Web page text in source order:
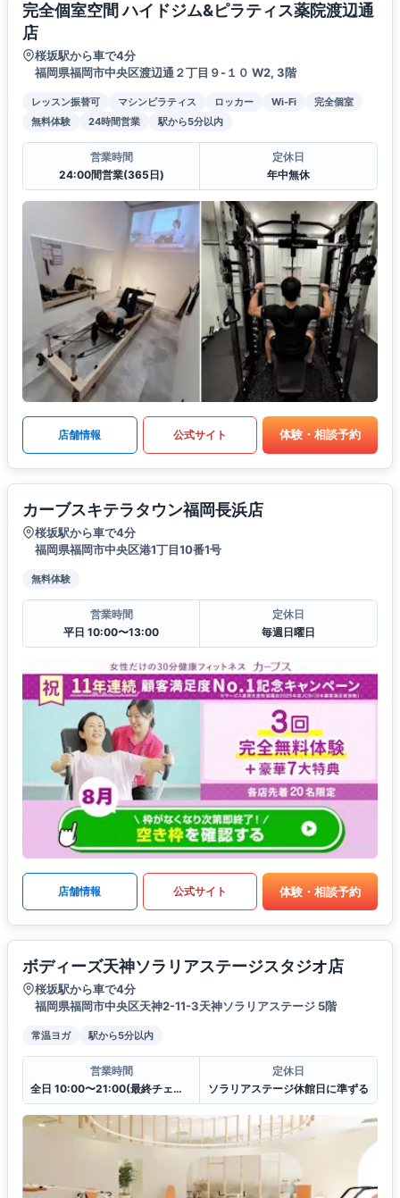
完全個室空間 ハイドジム&ピラティス薬院渡辺通
店
桜坂駅から車で4分
福岡県福岡市中央区渡辺通２丁目９-１０ W2, 3階
レッスン振替可 マシンピラティス ロッカー Wi-Fi
完全個室
無料体験
24時間営業 駅から5分以内
営業時間
24:00間営業(365日)
定休日
年中無休
店舗情報 公式サイト 体験・相談予約
カーブスキテラタウン福岡長浜店
桜坂駅から車で4分
福岡県福岡市中央区港1丁目10番1号
無料体験
営業時間
平日 10:00〜13:00
定休日
毎週日曜日
店舗情報 公式サイト 体験・相談予約
ボディーズ天神ソラリアステージスタジオ店
桜坂駅から車で4分
福岡県福岡市中央区天神2-11-3天神ソラリアステージ 5階
常温ヨガ 駅から5分以内
営業時間
全日 10:00〜21:00(最終チェックイン20:30)
定休日
ソラリアステージ休館日に準ずる